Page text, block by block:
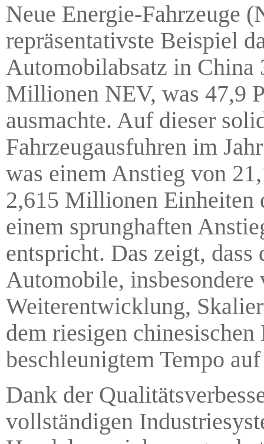
Neue Energie-Fahrzeuge
repräsentativste Beispiel
Automobilabsatz in
Millionen NEV, was 47,9
ausmachte. Auf dieser
Fahrzeugausfuhren im
was einem Anstieg von
2,615 Millionen Einheiten
einem sprunghaften
entspricht. Das zeigt,
Automobile,
Weiterentwicklung,
dem riesigen
beschleunigtem Tempo
Dank der
vollständigen